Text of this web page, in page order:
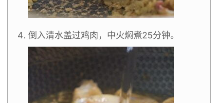
倒入清水盖过鸡肉，中火焖煮25分钟。